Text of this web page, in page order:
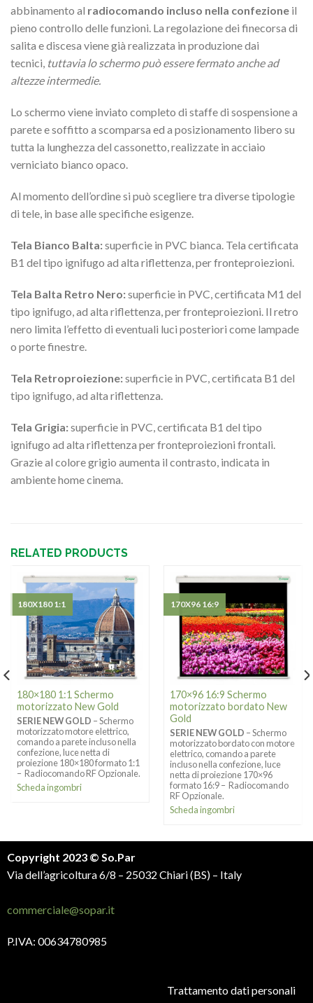
abbinamento al radiocomando incluso nella confezione il
pieno controllo delle funzioni. La regolazione dei finecorsa di
salita e discesa viene già realizzata in produzione dai
tecnici, tuttavia lo schermo può essere fermato anche ad
altezze intermedie.
Lo schermo viene inviato completo di staffe di sospensione a
parete e soffitto a scomparsa ed a posizionamento libero su
tutta la lunghezza del cassonetto, realizzate in acciaio
verniciato bianco opaco.
Al momento dell’ordine si può scegliere tra diverse tipologie
di tele, in base alle specifiche esigenze.
Tela Bianco Balta:superficie in PVC bianca. Tela certificata
B1 del tipo ignifugo ad alta riflettenza, per fronteproiezioni.
Tela Balta Retro Nero:superficie in PVC, certificata M1 del
tipo ignifugo, ad alta riflettenza, per fronteproiezioni. Il retro
nero limita l’effetto di eventuali luci posteriori come lampade
o porte finestre.
Tela Retroproiezione:superficie in PVC, certificata B1 del
tipo ignifugo, ad alta riflettenza.
Tela Grigia:superficie in PVC, certificata B1 del tipo
ignifugo ad alta riflettenza per fronteproiezioni frontali.
Grazie al colore grigio aumenta il contrasto, indicata in
ambiente home cinema.
RELATED PRODUCTS
180×180 1:1 Schermo
motorizzato New Gold
SERIE NEW GOLD – Schermo
motorizzato motore elettrico,
comando a parete incluso nella
confezione, luce netta di
proiezione 180×180 formato 1:1
– Radiocomando RF Opzionale.
Scheda ingombri
180X180 1:1
170×96 16:9 Schermo
motorizzato bordato New
Gold
SERIE NEW GOLD – Schermo
motorizzato bordato con motore
elettrico, comando a parete
incluso nella confezione, luce
netta di proiezione 170×96
formato 16:9 – Radiocomando
RF Opzionale.
Scheda ingombri
170X96 16:9
Copyright 2023 © So.Par
Via dell’agricoltura 6/8 – 25032 Chiari (BS) – Italy
commerciale@sopar.it
P.IVA: 00634780985
Trattamento dati personali